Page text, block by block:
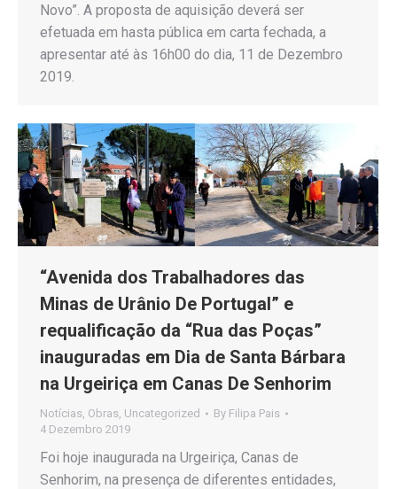
Novo”. A proposta de aquisição deverá ser
efetuada em hasta pública em carta fechada, a
apresentar até às 16h00 do dia, 11 de Dezembro
2019.
“Avenida dos Trabalhadores das
Minas de Urânio De Portugal” e
requalificação da “Rua das Poças”
inauguradas em Dia de Santa Bárbara
na Urgeiriça em Canas De Senhorim
Notícias, Obras, Uncategorized By Filipa Pais
4 Dezembro 2019
Foi hoje inaugurada na Urgeiriça, Canas de
Senhorim, na presença de diferentes entidades,